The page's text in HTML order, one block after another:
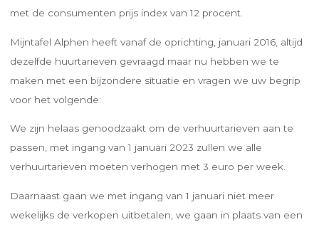
met de consumenten prijs index van 12 procent.
Mijntafel Alphen heeft vanaf de oprichting, januari 2016, altijd
dezelfde huurtarieven gevraagd maar nu hebben we te
maken met een bijzondere situatie en vragen we uw begrip
voor het volgende:
We zijn helaas genoodzaakt om de verhuurtarieven aan te
passen, met ingang van 1 januari 2023 zullen we alle
verhuurtarieven moeten verhogen met 3 euro per week.
Daarnaast gaan we met ingang van 1 januari niet meer
wekelijks de verkopen uitbetalen, we gaan in plaats van een